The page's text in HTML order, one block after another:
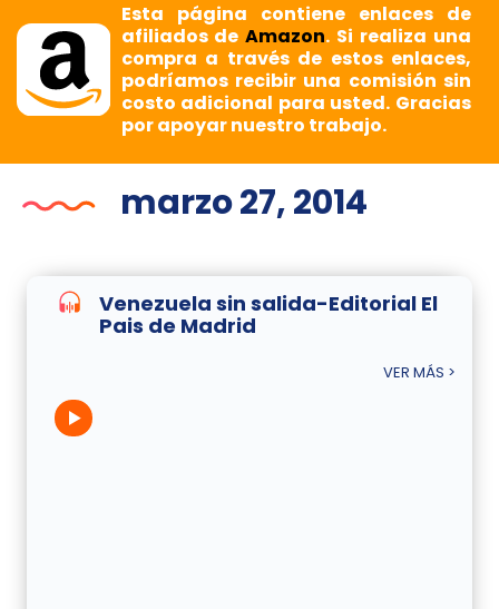
Esta página contiene enlaces de
afiliados deAmazon. Si realiza una
compra a través de estos enlaces,
podríamos recibir una comisión sin
costo adicional para usted. Gracias
por apoyar nuestro trabajo.
marzo 27, 2014
Venezuela sin salida-Editorial El
Pais de Madrid
VER MÁS >